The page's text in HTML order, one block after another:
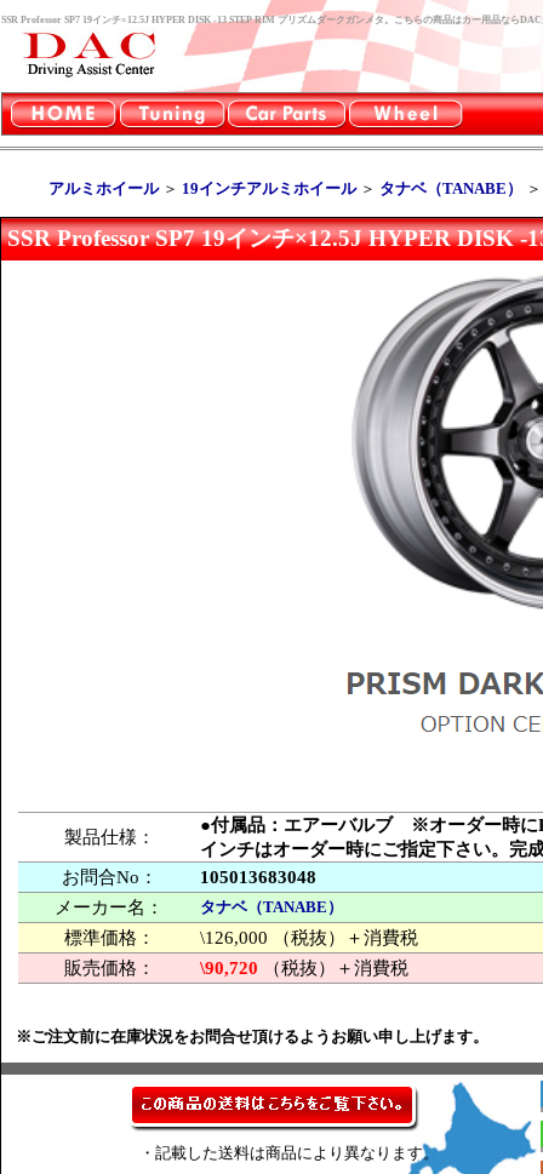
SSR Professor SP7 19インチ×12.5J HYPER DISK -13 STEP RIM プリズムダークガンメタ。こちらの商品はカー用品なら
アルミホイール＞ 19インチアルミホイール＞ タナベ（TANABE）
SSR Professor SP7 19インチ×12.5J HYPER DISK
製品仕様：
●付属品：エアーバルブ ※オーダー時に
インチはオーダー時にご指定下さい。完
お問合No：
105013683048
メーカー名：
タナベ（TANABE）
標準価格：
\126,000 （税抜）＋消費税
販売価格：
\90,720 （税抜）＋消費税
※ご注文前に在庫状況をお問合せ頂けるようお願い申し上げます。
・記載した送料は商品により異なります。